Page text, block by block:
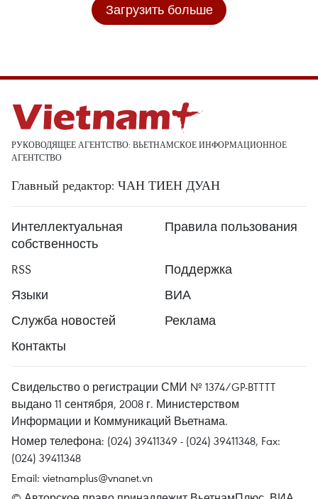
Загрузить больше
РУКОВОДЯЩЕЕ АГЕНТСТВО: ВЬЕТНАМСКОЕ ИНФОРМАЦИОННОЕ
АГЕНТСТВО
Главный редактор: ЧАН ТИЕН ДУАН
Интеллектуальная
собственность
Правила пользования
RSS
Поддержка
Языки
ВИА
Служба новостей
Реклама
Контакты
Свидельство о регистрации СМИ № 1374/GP-BTTTT
выдано 11 сентября, 2008 г. Министерством
Информации и Коммуникаций Вьетнама.
Номер телефона: (024) 39411349 - (024) 39411348, Fax:
(024) 39411348
Email: vietnamplus@vnanet.vn